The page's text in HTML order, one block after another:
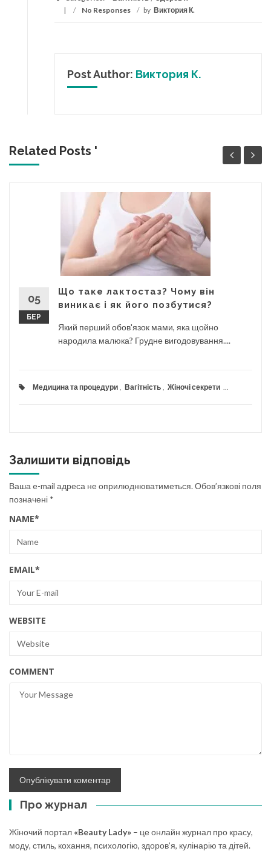
/
No Responses / by Виктория К.
Post Author: Виктория К.
Related Posts '
05
БЕР
Що таке лактостаз? Чому він
виникає і як його позбутися?
Який перший обов'язок мами, яка щойно
народила малюка? Грудне вигодовування....
Медицина та процедури Вагітність Жіночі секрети
Залишити відповідь
Ваша e-mail адреса не оприлюднюватиметься.Обов’язкові поля
позначені *
NAME*
EMAIL*
WEBSITE
COMMENT
Про журнал
Жіночий портал «Beauty Lady» – це онлайн журнал про красу,
моду, стиль, кохання, психологію, здоров’я, кулінарію та дітей.